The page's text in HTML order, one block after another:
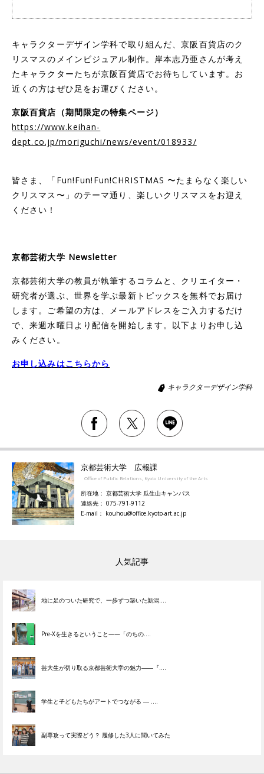
キャラクターデザイン学科で取り組んだ、京阪百貨店のク
リスマスのメインビジュアル制作。岸本志乃亜さんが考え
たキャラクターたちが京阪百貨店でお待ちしています。お
近くの方はぜひ足をお運びください。
京阪百貨店（期間限定の特集ページ）
https://www.keihan-
dept.co.jp/moriguchi/news/event/018933/
皆さま、「Fun!Fun!Fun!CHRISTMAS 〜たまらなく楽しい
クリスマス〜」のテーマ通り、楽しいクリスマスをお迎え
ください！
京都芸術大学 Newsletter
京都芸術大学の教員が執筆するコラムと、クリエイター・
研究者が選ぶ、世界を学ぶ最新トピックスを無料でお届け
します。ご希望の方は、メールアドレスをご入力するだけ
で、来週水曜日より配信を開始します。以下よりお申し込
みください。
お申し込みはこちらから
キャラクターデザイン学科
京都芸術大学 広報課
Office of Public Relations, Kyoto University of the Arts
所在地： 京都芸術大学 瓜生山キャンパス
連絡先： 075-791-9112
E-mail： kouhou@office.kyoto-art.ac.jp
人気記事
地に足のついた研究で、一歩ずつ築いた新潟....
Pre-Xを生きるということ——「のちの....
芸大生が切り取る京都芸術大学の魅力――『....
学生と子どもたちがアートでつながる ― ....
副専攻って実際どう？ 履修した3人に聞いてみた